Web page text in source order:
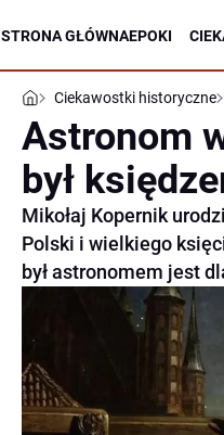
STRONA GŁÓWNAEPOKI
Ciekawostki historyczne
Astronom
był
Mikołaj Kopernik
Polski i wielkiego
był astronomem jest